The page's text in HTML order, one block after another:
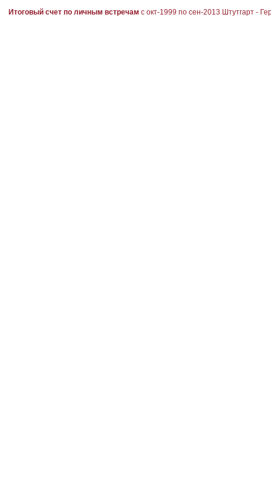
Итоговый счет по личным встречам с окт-1999 по сен-2013 Штутгарт -